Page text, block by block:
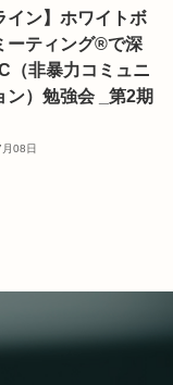
イン】ホワイトボ
ーティング®で深
（非暴力コミュニ
ン）勉強会 _第2期
08日